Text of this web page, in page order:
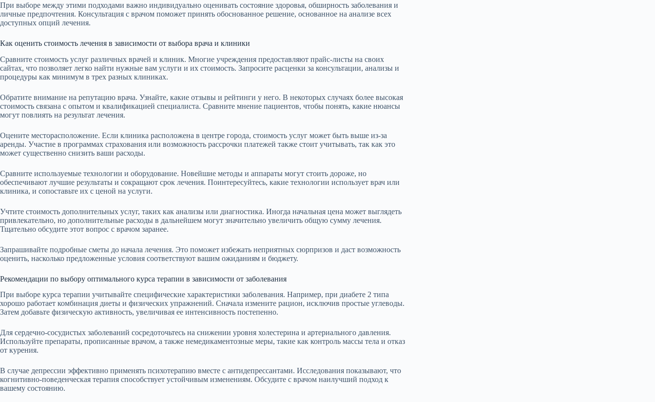
При выборе между этими подходами важно индивидуально оценивать состояние здоровья, обширность заболевания и
личные предпочтения. Консультация с врачом поможет принять обоснованное решение, основанное на анализе всех
доступных опций лечения.
Как оценить стоимость лечения в зависимости от выбора врача и клиники
Сравните стоимость услуг различных врачей и клиник. Многие учреждения предоставляют прайс-листы на своих
сайтах, что позволяет легко найти нужные вам услуги и их стоимость. Запросите расценки за консультации, анализы и
процедуры как минимум в трех разных клиниках.
Обратите внимание на репутацию врача. Узнайте, какие отзывы и рейтинги у него. В некоторых случаях более высокая
стоимость связана с опытом и квалификацией специалиста. Сравните мнение пациентов, чтобы понять, какие нюансы
могут повлиять на результат лечения.
Оцените месторасположение. Если клиника расположена в центре города, стоимость услуг может быть выше из-за
аренды. Участие в программах страхования или возможность рассрочки платежей также стоит учитывать, так как это
может существенно снизить ваши расходы.
Сравните используемые технологии и оборудование. Новейшие методы и аппараты могут стоить дороже, но
обеспечивают лучшие результаты и сокращают срок лечения. Поинтересуйтесь, какие технологии использует врач или
клиника, и сопоставьте их с ценой на услуги.
Учтите стоимость дополнительных услуг, таких как анализы или диагностика. Иногда начальная цена может выглядеть
привлекательно, но дополнительные расходы в дальнейшем могут значительно увеличить общую сумму лечения.
Тщательно обсудите этот вопрос с врачом заранее.
Запрашивайте подробные сметы до начала лечения. Это поможет избежать неприятных сюрпризов и даст возможность
оценить, насколько предложенные условия соответствуют вашим ожиданиям и бюджету.
Рекомендации по выбору оптимального курса терапии в зависимости от заболевания
При выборе курса терапии учитывайте специфические характеристики заболевания. Например, при диабете 2 типа
хорошо работает комбинация диеты и физических упражнений. Сначала измените рацион, исключив простые углеводы.
Затем добавьте физическую активность, увеличивая ее интенсивность постепенно.
Для сердечно-сосудистых заболеваний сосредоточьтесь на снижении уровня холестерина и артериального давления.
Используйте препараты, прописанные врачом, а также немедикаментозные меры, такие как контроль массы тела и отказ
от курения.
В случае депрессии эффективно применять психотерапию вместе с антидепрессантами. Исследования показывают, что
когнитивно-поведенческая терапия способствует устойчивым изменениям. Обсудите с врачом наилучший подход к
вашему состоянию.